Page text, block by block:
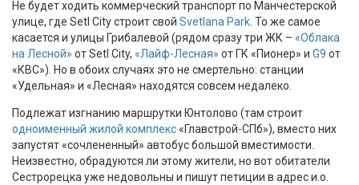
Не будет ходить коммерческий транспорт по Манчестерской
улице, где Setl City строит свой Svetlana Park . То же самое
касается и улицы Грибалевой (рядом сразу три ЖК – «Облака
на Лесной» от Setl City, «Лайф-Лесная» от ГК «Пионер» и G9 от
«КВС»). Но в обоих случаях это не смертельно: станции
«Удельная» и «Лесная» находятся совсем недалеко.
Подлежат изгнанию маршрутки Юнтолово (там строит
одноименный жилой комплекс«Главстрой-СПб»), вместо них
запустят «сочлененный» автобус большой вместимости.
Неизвестно, обрадуются ли этому жители, но вот обитатели
Сестрорецка уже недовольны и пишут петиции в адрес и.о.